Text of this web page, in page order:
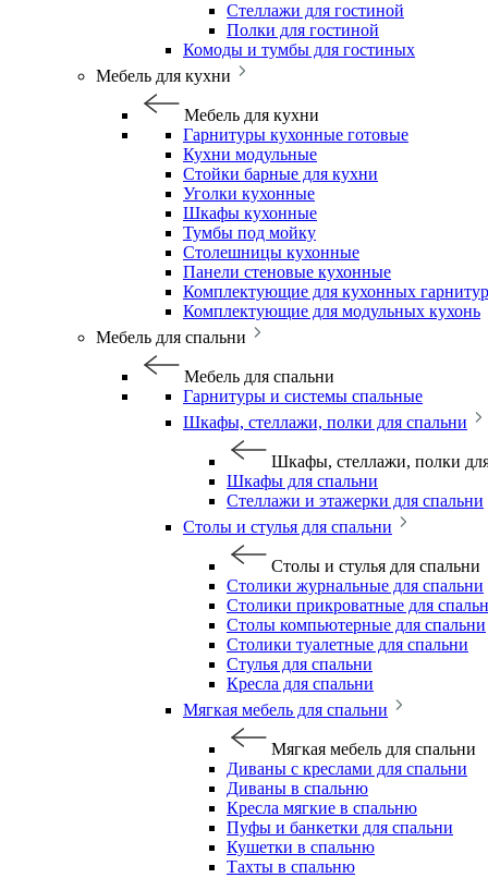
Стеллажи для гостиной
Полки для гостиной
Комоды и тумбы для гостиных
Мебель для кухни
Мебель для кухни
Гарнитуры кухонные готовые
Кухни модульные
Стойки барные для кухни
Уголки кухонные
Шкафы кухонные
Тумбы под мойку
Столешницы кухонные
Панели стеновые кухонные
Комплектующие для кухонных
Комплектующие для модульных кухонь
Мебель для спальни
Мебель для спальни
Гарнитуры и системы спальные
Шкафы, стеллажи, полки для спальни
Шкафы, стеллажи, полки
Шкафы для спальни
Стеллажи и этажерки для спальни
Столы и стулья для спальни
Столы и стулья для спальни
Столики журнальные для спальни
Столики прикроватные для
Столы компьютерные для спальни
Столики туалетные для спальни
Стулья для спальни
Кресла для спальни
Мягкая мебель для спальни
Мягкая мебель для спальни
Диваны с креслами для спальни
Диваны в спальню
Кресла мягкие в спальню
Пуфы и банкетки для спальни
Кушетки в спальню
Тахты в спальню